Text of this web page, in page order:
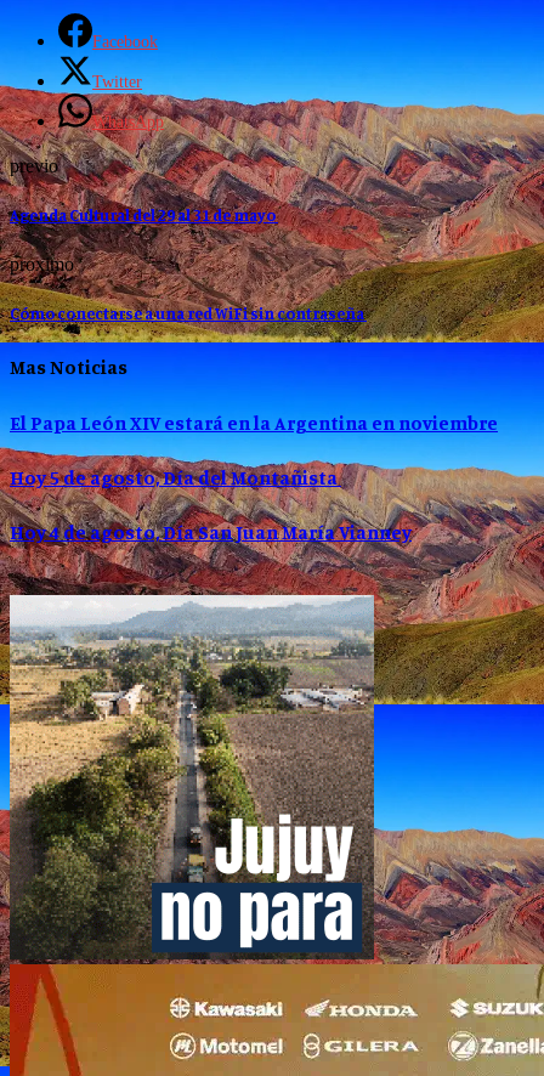
Facebook
Twitter
WhatsApp
previo
Agenda Cultural del 29 al 31 de mayo
proximo
Cómo conectarse a una red WiFi sin contraseña
Mas Noticias
El Papa León XIV estará en la Argentina en noviembre
Hoy 5 de agosto, Día del Montañista
Hoy 4 de agosto, Día San Juan María Vianney